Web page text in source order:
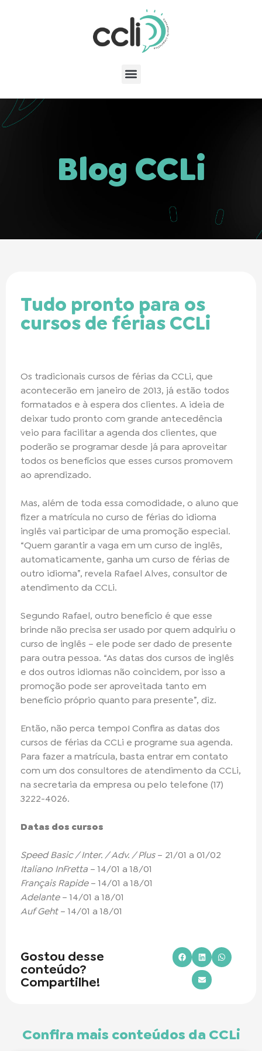
Blog CCLi
Tudo pronto para os
cursos de férias CCLi
Os tradicionais cursos de férias da CCLi, que
acontecerão em janeiro de 2013, já estão todos
formatados e à espera dos clientes. A ideia de
deixar tudo pronto com grande antecedência
veio para facilitar a agenda dos clientes, que
poderão se programar desde já para aproveitar
todos os benefícios que esses cursos promovem
ao aprendizado.
Mas, além de toda essa comodidade, o aluno que
fizer a matrícula no curso de férias do idioma
inglês vai participar de uma promoção especial.
“Quem garantir a vaga em um curso de inglês,
automaticamente, ganha um curso de férias de
outro idioma”, revela Rafael Alves, consultor de
atendimento da CCLi.
Segundo Rafael, outro benefício é que esse
brinde não precisa ser usado por quem adquiriu o
curso de inglês – ele pode ser dado de presente
para outra pessoa. “As datas dos cursos de inglês
e dos outros idiomas não coincidem, por isso a
promoção pode ser aproveitada tanto em
benefício próprio quanto para presente”, diz.
Então, não perca tempo! Confira as datas dos
cursos de férias da CCLi e programe sua agenda.
Para fazer a matrícula, basta entrar em contato
com um dos consultores de atendimento da CCLi,
na secretaria da empresa ou pelo telefone (17)
3222-4026.
Datas dos cursos
Speed Basic / Inter. / Adv. / Plus– 21/01 a 01/02
Italiano InFretta – 14/01 a 18/01
Français Rapide– 14/01 a 18/01
Adelante– 14/01 a 18/01
Auf Geht– 14/01 a 18/01
Gostou desse
conteúdo?
Compartilhe!
Confira mais conteúdos da CCLi